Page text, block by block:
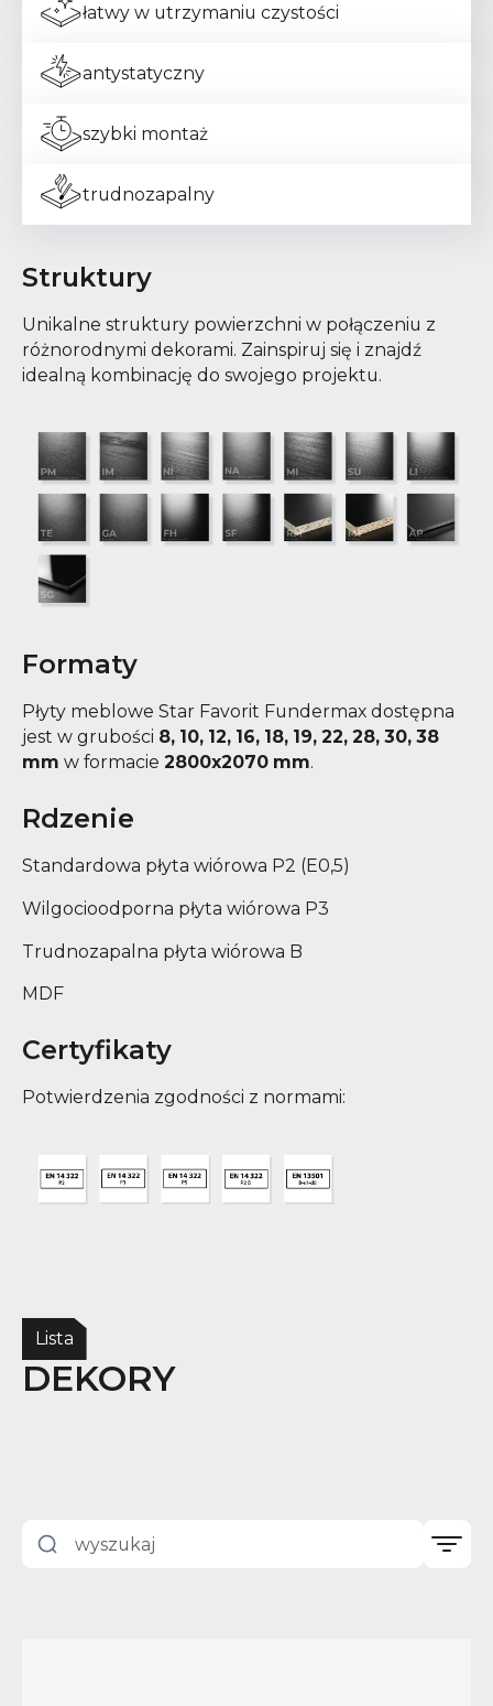
łatwy w utrzymaniu czystości
antystatyczny
szybki montaż
trudnozapalny
Struktury
Unikalne struktury powierzchni w połączeniu z
różnorodnymi dekorami. Zainspiruj się i znajdź
idealną kombinację do swojego projektu.
Formaty
Płyty meblowe Star Favorit Fundermax dostępna
jest w grubości 8, 10, 12, 16, 18, 19, 22, 28, 30, 38
mm w formacie 2800x2070 mm.
Rdzenie
Standardowa płyta wiórowa P2 (E0,5)
Wilgocioodporna płyta wiórowa P3
Trudnozapalna płyta wiórowa B
MDF
Certyfikaty
Potwierdzenia zgodności z normami:
Lista
DEKORY